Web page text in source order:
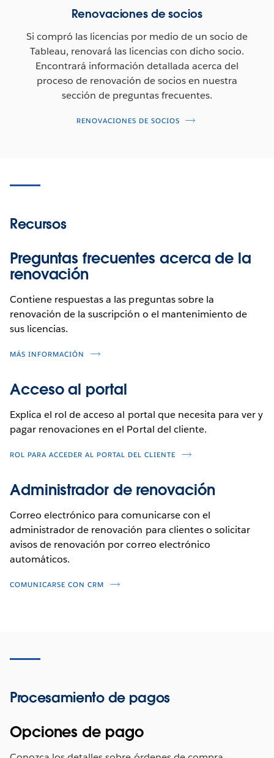
Renovaciones de socios
Si compró las licencias por medio de un socio de
Tableau, renovará las licencias con dicho socio.
Encontrará información detallada acerca del
proceso de renovación de socios en nuestra
sección de preguntas frecuentes.
RENOVACIONES DE SOCIOS
Recursos
Preguntas frecuentes acerca de la
renovación
Contiene respuestas a las preguntas sobre la
renovación de la suscripción o el mantenimiento de
sus licencias.
MÁS INFORMACIÓN
Acceso al portal
Explica el rol de acceso al portal que necesita para ver y
pagar renovaciones en el Portal del cliente.
ROL PARA ACCEDER AL PORTAL DEL CLIENTE
Administrador de renovación
Correo electrónico para comunicarse con el
administrador de renovación para clientes o solicitar
avisos de renovación por correo electrónico
automáticos.
COMUNICARSE CON CRM
Procesamiento de pagos
Opciones de pago